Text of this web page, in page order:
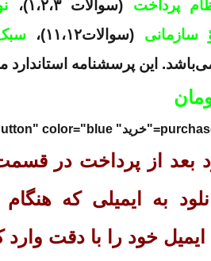
پرداخت (سوالات ۱،۲،۳)،
سازمانی (سوالات۱۱،۱۲)،
بعد از پرداخت در
به ایمیلی که
خود را با دقت وارد